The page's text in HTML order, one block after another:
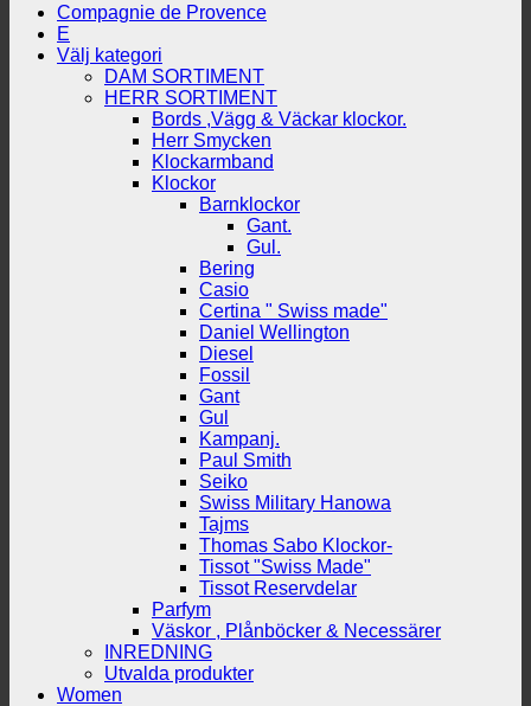
Compagnie de Provence
E
Välj kategori
DAM SORTIMENT
HERR SORTIMENT
Bords ,Vägg & Väckar klockor.
Herr Smycken
Klockarmband
Klockor
Barnklockor
Gant.
Gul.
Bering
Casio
Certina " Swiss made"
Daniel Wellington
Diesel
Fossil
Gant
Gul
Kampanj.
Paul Smith
Seiko
Swiss Military Hanowa
Tajms
Thomas Sabo Klockor-
Tissot "Swiss Made"
Tissot Reservdelar
Parfym
Väskor , Plånböcker & Necessärer
INREDNING
Utvalda produkter
Women